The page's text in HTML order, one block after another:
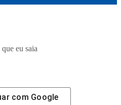
eu saia
com Google